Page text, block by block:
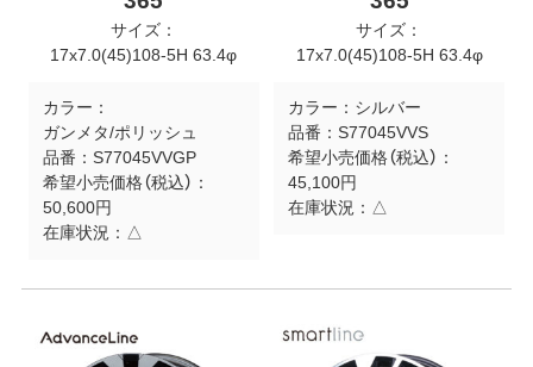
サイズ：
17x7.0(45)108-5H 63.4φ
カラー：
ガンメタ/ポリッシュ
品番： S77045VVGP
希望小売価格（税込）：
50,600円
在庫状況： △
サイズ：
17x7.0(45)108-5H 63.4φ
カラー： シルバー
品番： S77045VVS
希望小売価格（税込）：
45,100円
在庫状況： △